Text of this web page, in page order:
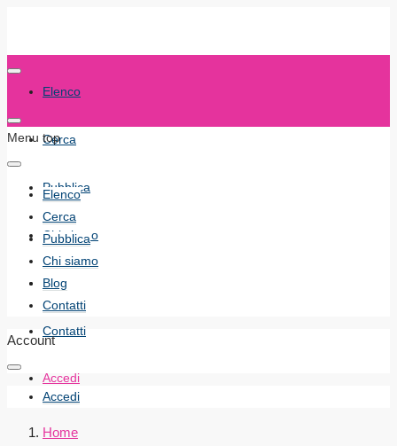
Elenco
Cerca
Pubblica
Chi siamo
Blog
Contatti
Accedi
Menu top
Elenco
Cerca
Pubblica
Chi siamo
Blog
Contatti
Account
Accedi
Home